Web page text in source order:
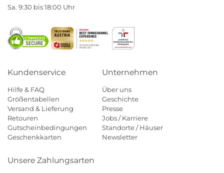
Sa. 9:30 bis 18:00 Uhr
Kundenservice
Hilfe & FAQ
Größentabellen
Versand & Lieferung
Retouren
Gutscheinbedingungen
Geschenkkarten
Unternehmen
Über uns
Geschichte
Presse
Jobs / Karriere
Standorte / Häuser
Newsletter
Unsere Zahlungsarten